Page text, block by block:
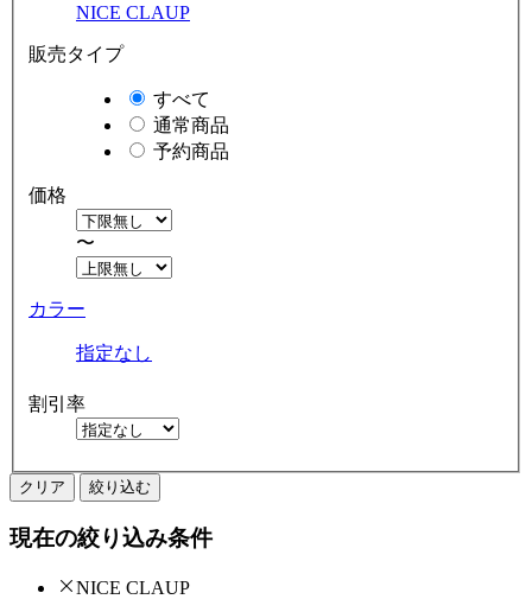
NICE CLAUP
販売タイプ
すべて
通常商品
予約商品
価格
〜
カラー
指定なし
割引率
クリア 絞り込む
現在の絞り込み条件
NICE CLAUP